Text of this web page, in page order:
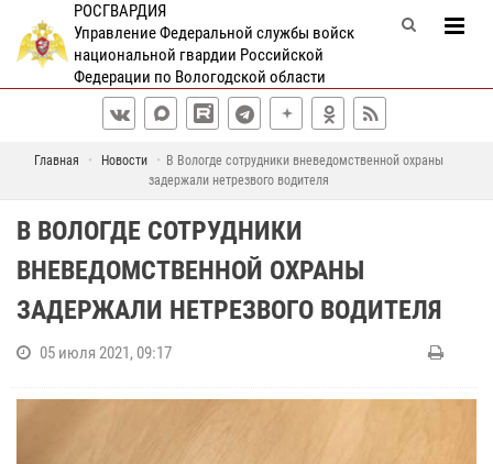
РОСГВАРДИЯ
Управление Федеральной службы войск
национальной гвардии Российской
Федерации по Вологодской области
Главная Новости
В Вологде сотрудники вневедомственной охраны
задержали нетрезвого водителя
В ВОЛОГДЕ СОТРУДНИКИ
ВНЕВЕДОМСТВЕННОЙ ОХРАНЫ
ЗАДЕРЖАЛИ НЕТРЕЗВОГО ВОДИТЕЛЯ
05 июля 2021, 09:17